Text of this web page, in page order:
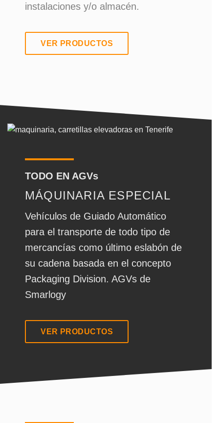
instalaciones y/o almacén.
VER PRODUCTOS
TODO EN AGVs
MÁQUINARIA ESPECIAL
Vehículos de Guiado Automático
para el transporte de todo tipo de
mercancías como último eslabón de
su cadena basada en el concepto
Packaging Division. AGVs de
Smarlogy
VER PRODUCTOS